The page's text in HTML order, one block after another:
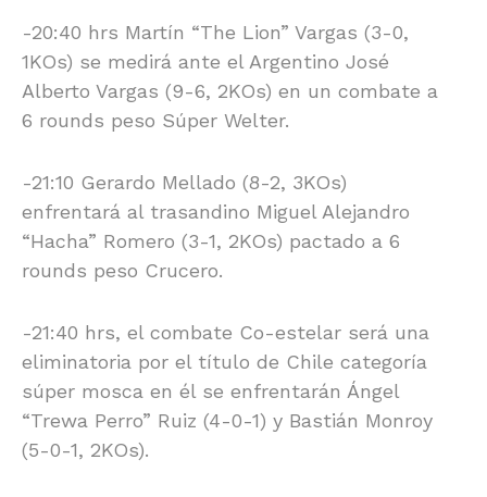
-20:40 hrs Martín “The Lion” Vargas (3-0,
1KOs) se medirá ante el Argentino José
Alberto Vargas (9-6, 2KOs) en un combate a
6 rounds peso Súper Welter.
-21:10 Gerardo Mellado (8-2, 3KOs)
enfrentará al trasandino Miguel Alejandro
“Hacha” Romero (3-1, 2KOs) pactado a 6
rounds peso Crucero.
-21:40 hrs, el combate Co-estelar será una
eliminatoria por el título de Chile categoría
súper mosca en él se enfrentarán Ángel
“Trewa Perro” Ruiz (4-0-1) y Bastián Monroy
(5-0-1, 2KOs).